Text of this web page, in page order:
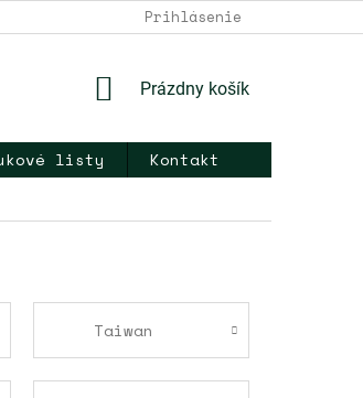
NAPÍŠTE NÁM KONTAKT
Prihlásenie
NÁKUPNÝ
Prázdny košík
listy
Kontakt
Taiwan